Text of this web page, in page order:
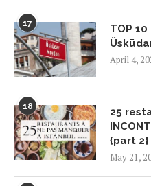
17
TOP
April 4,
18
25
{part 2}
May 21,